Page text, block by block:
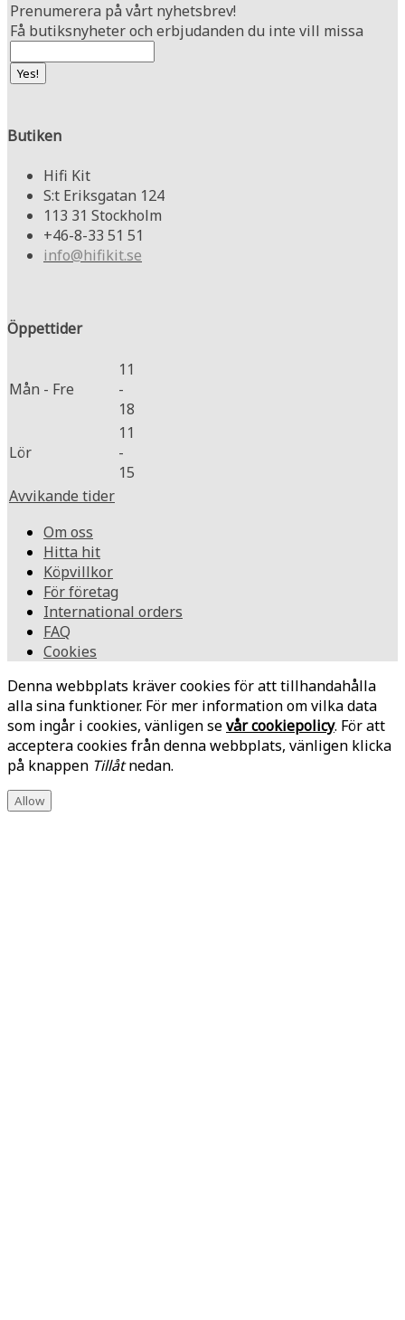
Prenumerera på vårt nyhetsbrev!
Få butiksnyheter och erbjudanden du inte vill missa
Butiken
Hifi Kit
S:t Eriksgatan 124
113 31 Stockholm
+46-8-33 51 51
info@hifikit.se
Öppettider
Mån - Fre
11
-
18
Lör
11
-
15
Avvikande tider
Om oss
Hitta hit
Köpvillkor
För företag
International orders
FAQ
Cookies
Denna webbplats kräver cookies för att tillhandahålla
alla sina funktioner. För mer information om vilka data
som ingår i cookies, vänligen sevår cookiepolicy. För att
acceptera cookies från denna webbplats, vänligen klicka
på knappen Tillåtnedan.
Allow